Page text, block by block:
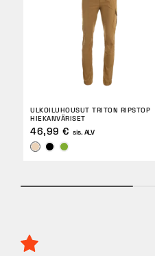
ULKOILUHOUSUT TRITON RIPSTOP
HIEKANVÄRISET
46,99 € sis. ALV